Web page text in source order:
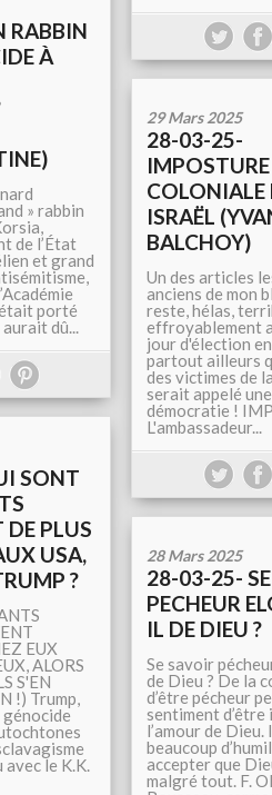
RABBIN
À
» rabbin
de l’État
et grand
porté
dû...
29 Mars 2025
28-03-25-
IMPOSTURE
COLONIALE
ISRAËL
BALCHOY)
Un des articles
anciens de mon
reste, hélas,
effroyablement
jour d'élection
partout ailleurs
des victimes de
serait appelé
démocratie !
L'ambassadeur...
SONT
DE PLUS
USA,
?
EUX
ALORS
S'EN
!) Trump,
avec le K.K.
28 Mars 2025
28-03-25-
PECHEUR
IL DE DIEU ?
Se savoir
de Dieu ? De la
d’être pécheur
sentiment d’être
l’amour de
beaucoup
accepter que
malgré tout. F.